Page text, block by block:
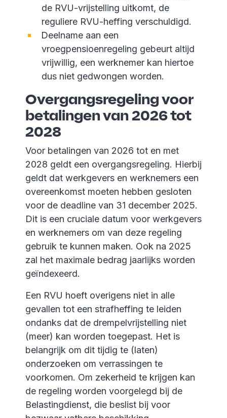
de RVU-vrijstelling uitkomt, de
reguliere RVU-heffing verschuldigd.
Deelname aan een
vroegpensioenregeling gebeurt altijd
vrijwillig, een werknemer kan hiertoe
dus niet gedwongen worden.
Overgangsregeling voor
betalingen van 2026 tot
2028
Voor betalingen van 2026 tot en met
2028 geldt een overgangsregeling. Hierbij
geldt dat werkgevers en werknemers een
overeenkomst moeten hebben gesloten
voor de deadline van 31 december 2025.
Dit is een cruciale datum voor werkgevers
en werknemers om van deze regeling
gebruik te kunnen maken. Ook na 2025
zal het maximale bedrag jaarlijks worden
geïndexeerd.
Een RVU hoeft overigens niet in alle
gevallen tot een strafheffing te leiden
ondanks dat de drempelvrijstelling niet
(meer) kan worden toegepast. Het is
belangrijk om dit tijdig te (laten)
onderzoeken om verrassingen te
voorkomen. Om zekerheid te krijgen kan
de regeling worden voorgelegd bij de
Belastingdienst, die beslist bij voor